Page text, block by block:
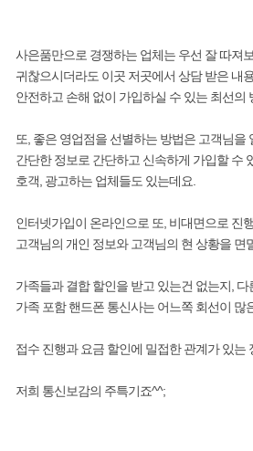
사은품만으로 경쟁하는 업체는 우선 잘 따져
귀찮으시더라도 이곳 저곳에서 상담 받은 내
안전하고 손해 없이 가입하실 수 있는 최선의
또, 좋은 영업점을 선별하는 방법은 고객님
간단한 정보로 간단하고 신속하게 가입할 수
호객, 광고하는 업체들도 있는데요.
인터넷가입이 온라인으로 또, 비대면으로 진
고객님의 개인 정보와 고객님의 현 상황을 면
가족들과 결합 할인을 받고 있는건 없는지,
가족 포함 핸드폰 통신사는 어느쪽 회선이 많
접수 진행과 요금 할인에 밀접한 관계가 있는
저희 통신보감의 주특기죠^^;